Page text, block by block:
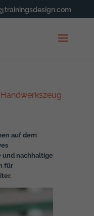
auf dem
und nachhaltige
für